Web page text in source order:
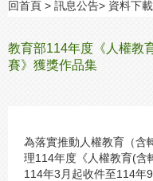
回首頁 訊息公告 資料下載
教育部114年度《人權教
賽》獲獎作品集
為落實推動人權教育（含
理114年度《人權教育(含
114年3月起收件至114年